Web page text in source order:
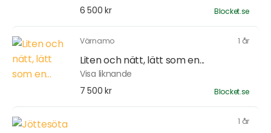
6 500 kr
Blocket.se
Värnamo 1 år
Liten och nätt, lätt som en...
Visa liknande
7 500 kr
Blocket.se
1 år